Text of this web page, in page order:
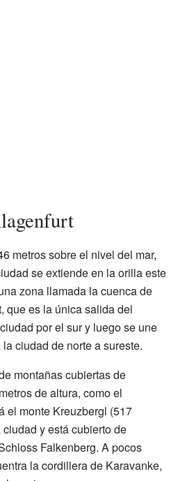
metros sobre el nivel del mar,
se extiende en la orilla este
zona llamada la cuenca de
que es la única salida del
por el sur y luego se une
ciudad de norte a sureste.
montañas cubiertas de
de altura, como el
el monte Kreuzbergl (517
y está cubierto de
Falkenberg. A pocos
la cordillera de Karavanke,